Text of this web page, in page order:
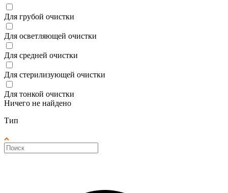
Для грубой очистки
Для осветляющей очистки
Для средней очистки
Для стерилизующей очистки
Для тонкой очистки
Ничего не найдено
Тип